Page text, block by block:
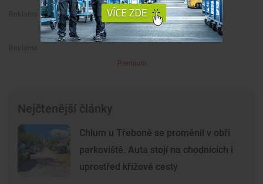
Premium
Premium
Nejčtenější články
Chlum u Třeboně se proměnil v obří
parkoviště. Auta stojí na chodnících i
uprostřed křížové cesty